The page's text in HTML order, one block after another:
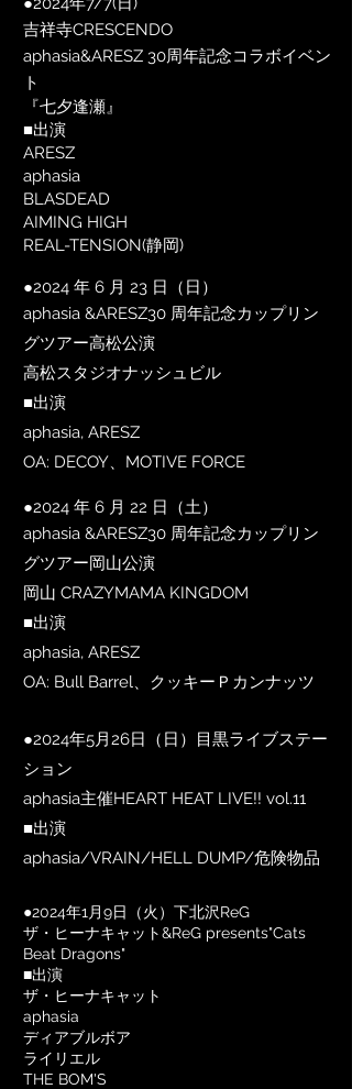
吉祥寺CRESCENDO
aphasia&ARESZ 30周年記念コラボイベン
ト
『七夕逢瀬』
■出演
ARESZ
aphasia
BLASDEAD
AIMING HIGH
REAL-TENSION(静岡)
●2024 年 6 月 23 日（日）
aphasia &ARESZ30 周年記念カップリン
グツアー高松公演
高松スタジオナッシュビル
■出演
aphasia, ARESZ
OA: DECOY、MOTIVE FORCE
●2024 年 6 月 22 日（土）
aphasia &ARESZ30 周年記念カップリン
グツアー岡山公演
岡山 CRAZYMAMA KINGDOM
■出演
aphasia, ARESZ
OA: Bull Barrel、クッキーＰカンナッツ
●2024年5月26日（日）目黒ライブステー
ション
aphasia主催HEART HEAT LIVE!! vol.11
■出演
aphasia/VRAIN/HELL DUMP/危険物品
●2024年1月9日 ​（火） 下北沢ReG
ザ・ヒーナキャット&ReG presents"Cats
Beat Dragons"
■出演
ザ・ヒーナキャット
aphasia
ディアブルボア
ライリエル
THE BOM'S